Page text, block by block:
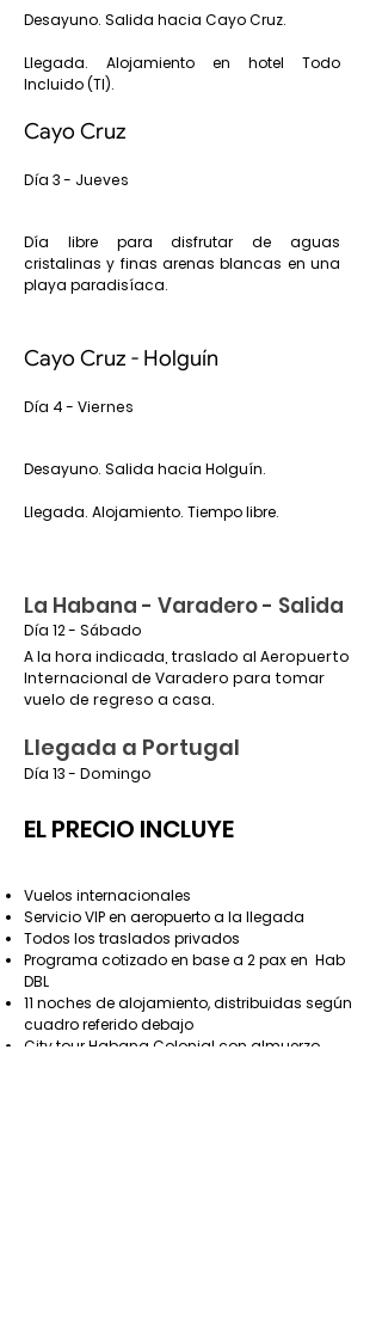
Desayuno. Salida hacia Cayo Cruz.
Llegada. Alojamiento en hotel Todo
Incluido (TI).
Cayo Cruz
Día 3 - Jueves
Día libre para disfrutar de aguas
cristalinas y finas arenas blancas en una
playa paradisíaca.
Cayo Cruz - Holguín
Día 4 - Viernes
Desayuno. Salida hacia Holguín.
Llegada. Alojamiento. Tiempo libre.
La Habana - Varadero - Salida
Día 12 - Sábado
A la hora indicada, traslado al Aeropuerto
Internacional de Varadero para tomar
vuelo de regreso a casa.
Llegada a Portugal
Día 13 - Domingo
EL PRECIO INCLUYE
Vuelos internacionales
Servicio VIP en aeropuerto a la llegada
Todos los traslados privados
Programa cotizado en base a 2 pax en Hab
DBL
11 noches de alojamiento, distribuidas según
cuadro referido debajo
City tour Habana Colonial con almuerzo